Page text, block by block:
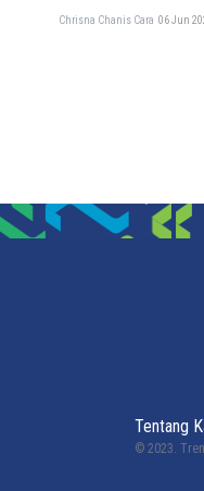
Chrisna Chanis Cara 06 Jun
Tentang
© 2023.